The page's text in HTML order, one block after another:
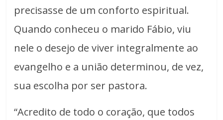
precisasse de um conforto espiritual.
Quando conheceu o marido Fábio, viu
nele o desejo de viver integralmente ao
evangelho e a união determinou, de vez,
sua escolha por ser pastora.
“Acredito de todo o coração, que todos